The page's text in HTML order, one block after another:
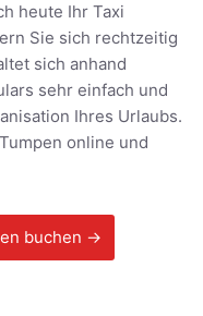
heute Ihr Taxi
Sie sich rechtzeitig
sich anhand
sehr einfach und
Ihres Urlaubs.
online und
buchen →